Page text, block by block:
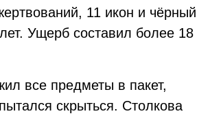
11 икон и чёрный
Ущерб составил более 18
все предметы в пакет,
скрыться. Столкова